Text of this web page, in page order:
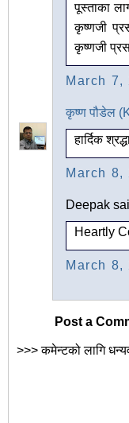
पूस्ताका
कृष्णजी
कृष्णजी
March 7,
कृष्ण पौडेल
हार्दिक
March 8,
Deepak
Heartly
March 8,
Post a
>>> कमेन्टको लागि